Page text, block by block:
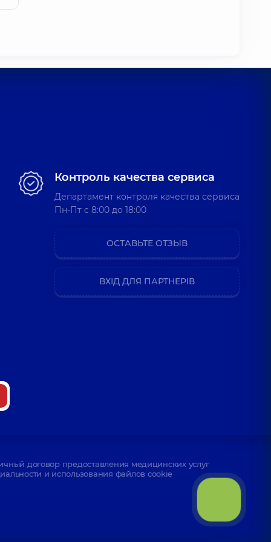
Контроль качества сервиса
Департамент контроля качества сервиса
Пн-Пт c 8:00 до 18:00
ОСТАВЬТЕ ОТЗЫВ
ВХІД ДЛЯ ПАРТНЕРІВ
договор предоставления медицинских услуг
и использования файлов cookie